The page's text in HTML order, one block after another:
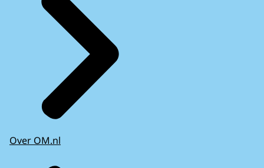
Over OM.nl